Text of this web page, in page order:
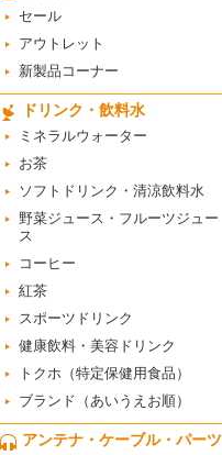
セール
アウトレット
新製品コーナー
ドリンク・飲料水
ミネラルウォーター
お茶
ソフトドリンク・清涼飲料水
野菜ジュース・フルーツジュー
ス
コーヒー
紅茶
スポーツドリンク
健康飲料・美容ドリンク
トクホ（特定保健用食品）
ブランド（あいうえお順）
アンテナ・ケーブル・パーツ